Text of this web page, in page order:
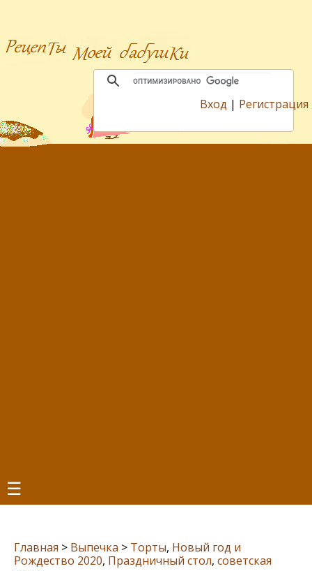
Вход | Регистрация
☰
Главная > Выпечка > Торты, Новый год и
Рождество 2020, Праздничный стол, советская